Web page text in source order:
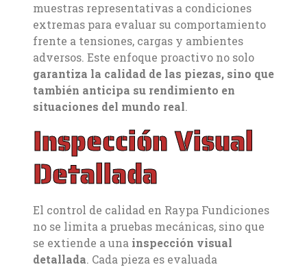
muestras representativas a condiciones
extremas para evaluar su comportamiento
frente a tensiones, cargas y ambientes
adversos. Este enfoque proactivo no solo
garantiza la calidad de las piezas, sino que
también anticipa su rendimiento en
situaciones del mundo real.
Inspección Visual
Detallada
El control de calidad en Raypa Fundiciones
no se limita a pruebas mecánicas, sino que
se extiende a una inspección visual
detallada. Cada pieza es evaluada